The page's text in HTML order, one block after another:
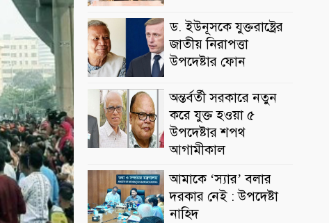
ড. ইউনূসকে যুক্তরাষ্ট্রের
জাতীয় নিরাপত্তা
উপদেষ্টার ফোন
অন্তর্বর্তী সরকারে নতুন
করে যুক্ত হওয়া ৫
উপদেষ্টার শপথ
আগামীকাল
আমাকে ‘স্যার’ বলার
দরকার নেই : উপদেষ্টা
নাহিদ